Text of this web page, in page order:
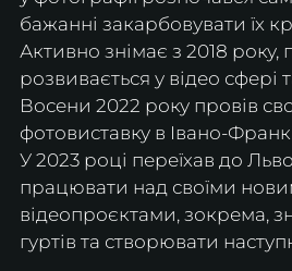
бажанні закарбовувати їх
Активно знімає з 2018 року,
розвивається у відео сфері
Восени 2022 року провів
фотовиставку в Івано-
У 2023 році переїхав до
працювати над своїми
відеопроєктами, зокрема,
гуртів та створювати